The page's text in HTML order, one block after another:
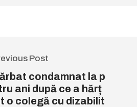
Post
condamnat la p
ani după ce a hărț
o colegă cu dizabilit